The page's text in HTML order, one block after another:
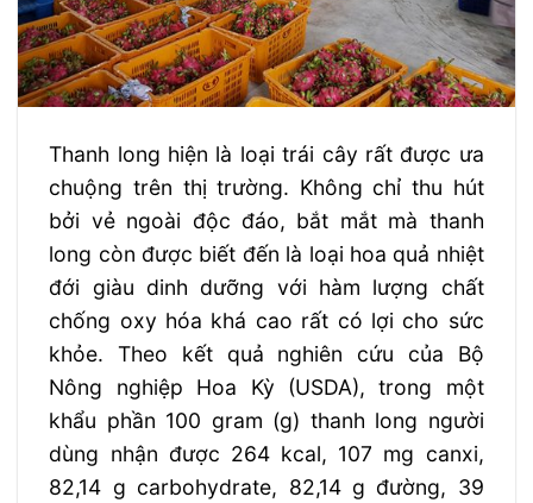
Thanh long hiện là loại trái cây rất được ưa
chuộng trên thị trường. Không chỉ thu hút
bởi vẻ ngoài độc đáo, bắt mắt mà thanh
long còn được biết đến là loại hoa quả nhiệt
đới giàu dinh dưỡng với hàm lượng chất
chống oxy hóa khá cao rất có lợi cho sức
khỏe. Theo kết quả nghiên cứu của Bộ
Nông nghiệp Hoa Kỳ (USDA), trong một
khẩu phần 100 gram (g) thanh long người
dùng nhận được 264 kcal, 107 mg canxi,
82,14 g carbohydrate, 82,14 g đường, 39